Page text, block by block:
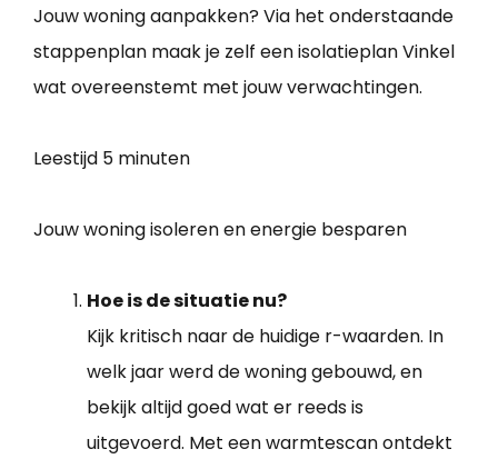
Jouw woning aanpakken? Via het onderstaande
stappenplan maak je zelf een isolatieplan Vinkel
wat overeenstemt met jouw verwachtingen.
Leestijd 5 minuten
Jouw woning isoleren en energie besparen
Hoe is de situatie nu?
Kijk kritisch naar de huidige r-waarden. In
welk jaar werd de woning gebouwd, en
bekijk altijd goed wat er reeds is
uitgevoerd. Met een warmtescan ontdekt